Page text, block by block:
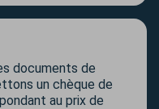
documents de
un chèque de
au prix de